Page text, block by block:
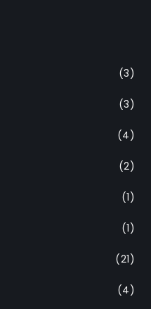
(3)
(3)
(4)
(2)
(1)
(1)
(21)
(4)